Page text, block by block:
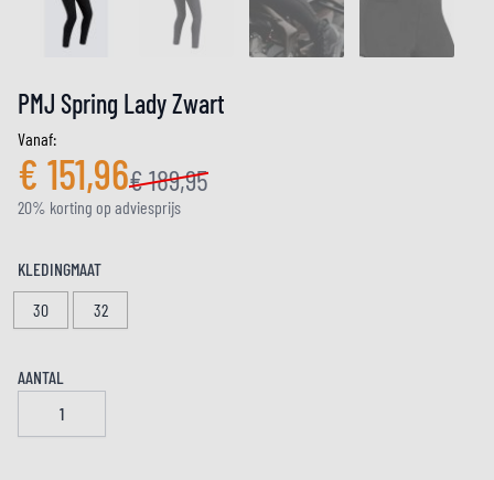
PMJ Spring Lady Zwart
Vanaf:
€ 151,96€ 189,95
20% korting op adviesprijs
KLEDINGMAAT
30
32
AANTAL